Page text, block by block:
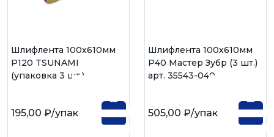
Шлифлента 100х610мм
Р120 TSUNAMI
(упаковка 3 шт.)
195,00 ₽/упак
Шлифлента 100х610мм
Р40 Мастер Зубр (3 шт.)
арт. 35543-040
505,00 ₽/упак